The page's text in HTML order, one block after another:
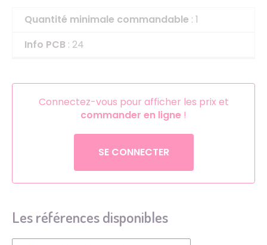
Quantité minimale commandable : 1
Info PCB : 24
Connectez-vous pour afficher les prix et
commander en ligne !
SE CONNECTER
Les références disponibles